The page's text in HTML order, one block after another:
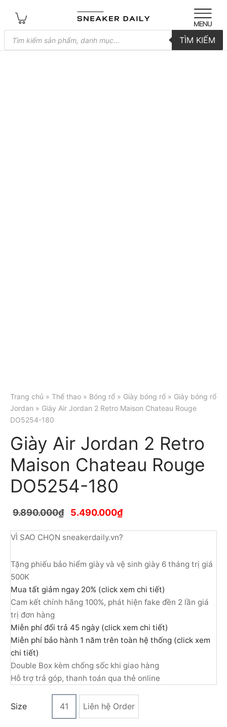
Tìm
kiếm
sản
TÌM KIẾM
Trang chủ » Thể thao » Bóng rổ » Giày bóng rổ » Giày bóng rổ
Jordan » Giày Air Jordan 2 Retro Maison Chateau Rouge
DO5254-180
Giày Air Jordan 2 Retro
Maison Chateau Rouge
DO5254-180
9.890.000₫ 5.490.000₫
VÌ SAO CHỌN sneakerdaily.vn?
Tặng phiếu bảo hiểm giày và vệ sinh giày 6 tháng trị giá
500K
Mua tất giảm ngay 20% (click xem chi tiết)
Cam kết chính hãng 100%, phát hiện fake đền 2 lần giá
trị đơn hàng
Miễn phí đổi trả 45 ngày (click xem chi tiết)
Miễn phí bảo hành 1 năm trên toàn hệ thống (click xem
chi tiết)
Double Box kèm chống sốc khi giao hàng
Hỗ trợ trả góp, thanh toán qua thẻ online
Size 41 Liên hệ Order